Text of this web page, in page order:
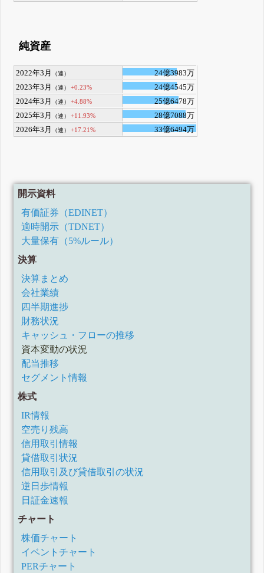
純資産
2022年3月 （連）
24億3983万
2023年3月
（連） +0.23%
24億4545万
2024年3月
（連） +4.88%
25億6478万
2025年3月
（連） +11.93%
28億7088万
2026年3月
（連） +17.21% 33億6494万
開示資料
有価証券（EDINET）
適時開示（TDNET）
大量保有（5%ルール）
決算
決算まとめ
会社業績
四半期進捗
財務状況
キャッシュ・フローの推移
資本変動の状況
配当推移
セグメント情報
株式
IR情報
空売り残高
信用取引情報
貸借取引状況
信用取引及び貸借取引の状況
逆日歩情報
日証金速報
チャート
株価チャート
イベントチャート
PERチャート